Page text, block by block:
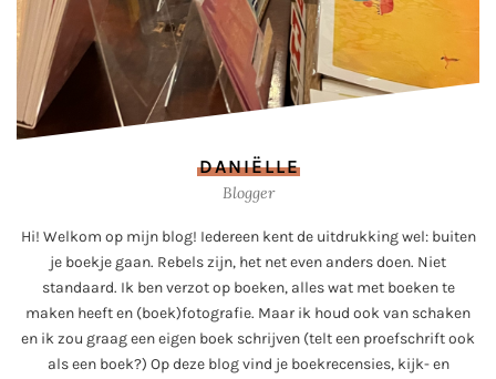
DANIËLLE
Blogger
Hi! Welkom op mijn blog! Iedereen kent de uitdrukking wel: buiten
je boekje gaan. Rebels zijn, het net even anders doen. Niet
standaard. Ik ben verzot op boeken, alles wat met boeken te
maken heeft en (boek)fotografie. Maar ik houd ook van schaken
en ik zou graag een eigen boek schrijven (telt een proefschrift ook
als een boek?) Op deze blog vind je boekrecensies, kijk- en